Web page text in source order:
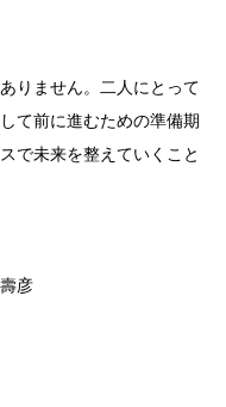
りません。二人にとって
て前に進むための準備期
で未来を整えていくこと
彦